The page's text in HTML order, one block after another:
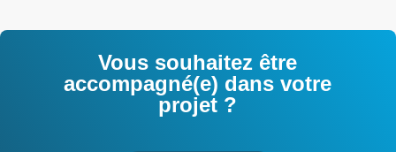
Vous souhaitez être
accompagné(e) dans votre
projet ?